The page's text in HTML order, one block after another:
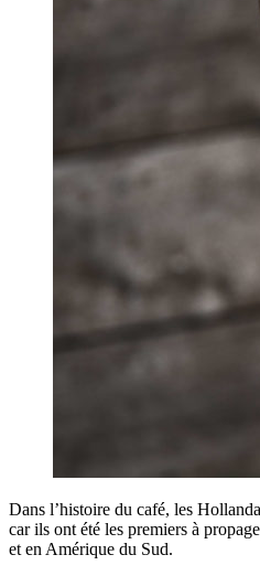
Dans l’histoire du café, les
car ils ont été les premiers à
et en Amérique du Sud.